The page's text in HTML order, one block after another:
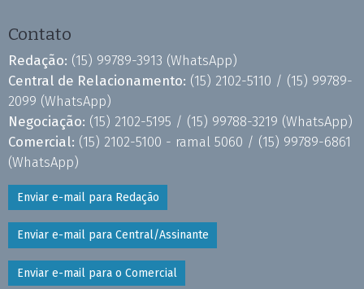
Contato
Redação: (15) 99789-3913 (WhatsApp)
Central de Relacionamento: (15) 2102-5110 / (15) 99789-
2099 (WhatsApp)
Negociação: (15) 2102-5195 / (15) 99788-3219 (WhatsApp)
Comercial: (15) 2102-5100 - ramal 5060 / (15) 99789-6861
(WhatsApp)
Enviar e-mail para Redação
Enviar e-mail para Central/Assinante
Enviar e-mail para o Comercial